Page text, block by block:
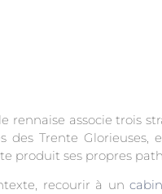
rennaise associe trois
des Trente Glorieuses,
produit ses propres
recourir à un